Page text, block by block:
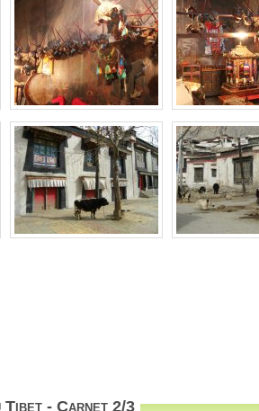
Tibet - Carnet 2/3